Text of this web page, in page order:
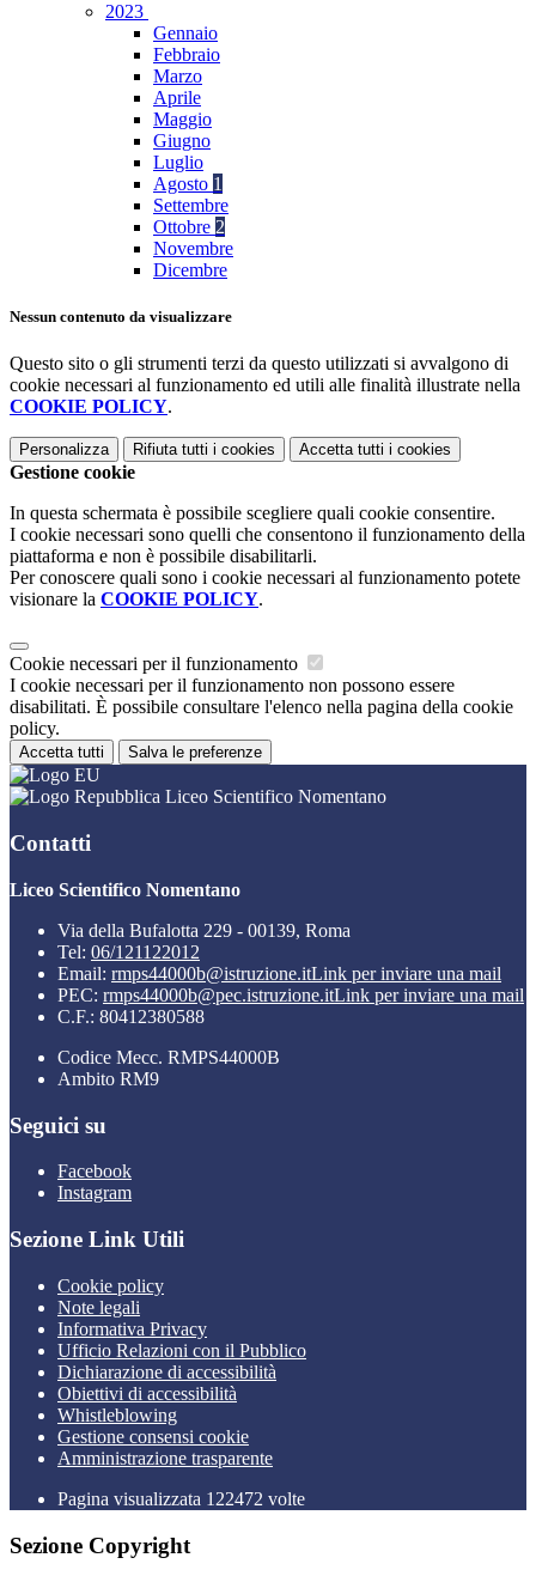
2023
Gennaio
Febbraio
Marzo
Aprile
Maggio
Giugno
Luglio
Agosto 1
Settembre
Ottobre 2
Novembre
Dicembre
Nessun contenuto da visualizzare
Questo sito o gli strumenti terzi da questo utilizzati si avvalgono di
cookie necessari al funzionamento ed utili alle finalità illustrate nella
COOKIE POLICY.
Personalizza Rifiuta tutti i cookies Accetta tutti i cookies
Gestione cookie
In questa schermata è possibile scegliere quali cookie consentire.
I cookie necessari sono quelli che consentono il funzionamento della
piattaforma e non è possibile disabilitarli.
Per conoscere quali sono i cookie necessari al funzionamento potete
visionare la COOKIE POLICY.
Cookie necessari per il funzionamento
I cookie necessari per il funzionamento non possono essere
disabilitati. È possibile consultare l'elenco nella pagina della cookie
policy.
Accetta tutti Salva le preferenze
Liceo Scientifico Nomentano
Contatti
Liceo Scientifico Nomentano
Via della Bufalotta 229 - 00139, Roma
Tel: 06/121122012
Email: rmps44000b@istruzione.itLink per inviare una mail
PEC: rmps44000b@pec.istruzione.itLink per inviare una mail
C.F.: 80412380588
Codice Mecc. RMPS44000B
Ambito RM9
Seguici su
Facebook
Instagram
Sezione Link Utili
Cookie policy
Note legali
Informativa Privacy
Ufficio Relazioni con il Pubblico
Dichiarazione di accessibilità
Obiettivi di accessibilità
Whistleblowing
Gestione consensi cookie
Amministrazione trasparente
Pagina visualizzata 122472 volte
Sezione Copyright